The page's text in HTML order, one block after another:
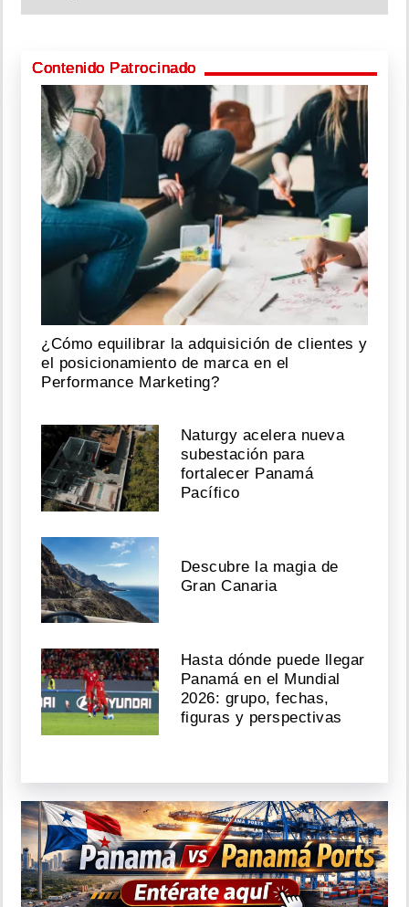
Contenido Patrocinado
¿Cómo equilibrar la adquisición de clientes y
el posicionamiento de marca en el
Performance Marketing?
Naturgy acelera nueva
subestación para
fortalecer Panamá
Pacífico
Descubre la magia de
Gran Canaria
Hasta dónde puede llegar
Panamá en el Mundial
2026: grupo, fechas,
figuras y perspectivas